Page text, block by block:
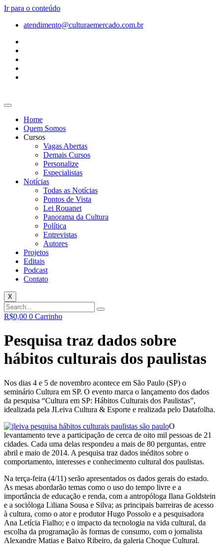
Ir para o conteúdo
atendimento@culturaemercado.com.br
Home
Quem Somos
Cursos
Vagas Abertas
Demais Cursos
Personalize
Especialistas
Notícias
Todas as Notícias
Pontos de Vista
Lei Rouanet
Panorama da Cultura
Política
Entrevistas
Autores
Projetos
Editais
Podcast
Contato
X
R$0,00 0 Carrinho
Pesquisa traz dados sobre
hábitos culturais dos paulistas
Nos dias 4 e 5 de novembro acontece em São Paulo (SP) o
seminário Cultura em SP. O evento marca o lançamento dos dados
da pesquisa “Cultura em SP: Hábitos Culturais dos Paulistas”,
idealizada pela JLeiva Cultura & Esporte e realizada pelo Datafolha.
O
levantamento teve a participação de cerca de oito mil pessoas de 21
cidades. Cada uma delas respondeu a mais de 80 perguntas, entre
abril e maio de 2014. A pesquisa traz dados inéditos sobre o
comportamento, interesses e conhecimento cultural dos paulistas.
Na terça-feira (4/11) serão apresentados os dados gerais do estado.
As mesas abordarão temas como o uso do tempo livre e a
importância de educação e renda, com a antropóloga Ilana Goldstein
e a socióloga Liliana Sousa e Silva; as principais barreiras de acesso
à cultura, como o ator e produtor Hugo Possolo e a pesquisadora
Ana Letícia Fialho; e o impacto da tecnologia na vida cultural, da
escolha da programação às formas de consumo, com o jornalista
Alexandre Matias e Baixo Ribeiro, da galeria Choque Cultural.